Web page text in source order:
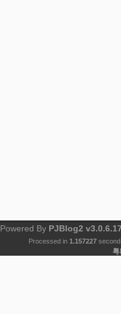
Powered By PJBlog2
Processed in 1.157227